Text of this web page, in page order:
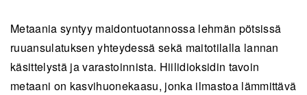
Metaania syntyy maidontuotannossa lehmän pötsissä
ruuansulatuksen yhteydessä sekä maitotilalla lannan
käsittelystä ja varastoinnista. Hiilidioksidin tavoin
metaani on kasvihuonekaasu, jonka ilmastoa lämmittävä